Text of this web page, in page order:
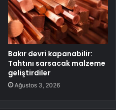
Bakır devri kapanabilir:
Tahtını sarsacak malzeme
geliştirdiler
Ağustos 3, 2026